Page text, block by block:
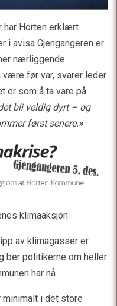
har Horten erklært
i avisa Gjengangeren er
nærliggende
være før var, svarer leder
er som å ta vare på
bli veldig dyrt – og
først senere.»
klimaaksjon
av klimagasser er
ber politikerne om heller
har nå.
minimalt i det store